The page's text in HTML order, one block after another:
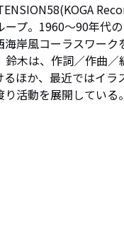
プ。1960〜90年代
岸風コーラスワー
木は、作詞／作曲
ほか、最近ではイ
活動を展開している。